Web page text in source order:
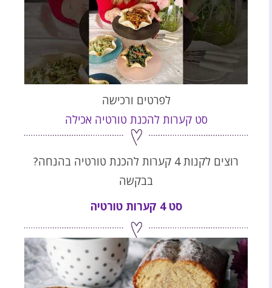
לפרטים ורכישה
סט קערות להכנת טורטיה אכילה
רוצים לקנות 4 קערות להכנת טורטיה בהנחה?
בבקשה
סט 4 קערות טורטיה